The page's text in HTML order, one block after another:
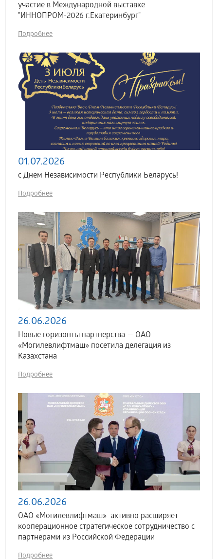
участие в Международной выставке
"ИННОПРОМ-2026 г.Екатеринбург"
Подробнее
01.07.2026
с Днем Независимости Республики Беларусь!
Подробнее
26.06.2026
Новые горизонты партнерства — ОАО
«Могилевлифтмаш» посетила делегация из
Казахстана
Подробнее
26.06.2026
ОАО «Могилевлифтмаш» активно расширяет
кооперационное стратегическое сотрудничество с
партнерами из Российской Федерации
Подробнее